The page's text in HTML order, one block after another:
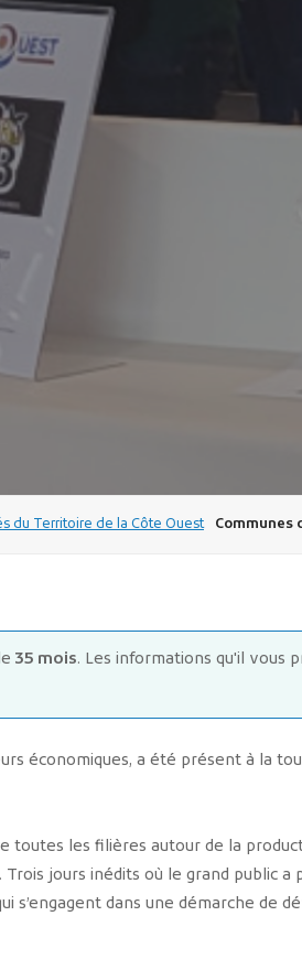
du Territoire de la Côte Ouest Communes
35 mois. Les informations qu'il vous
économiques, a été présent à la
toutes les filières autour de la
jours inédits où le grand public
s’engagent dans une démarche de